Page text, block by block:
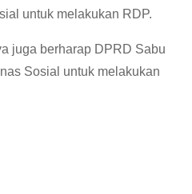
untuk melakukan RDP.
juga berharap DPRD Sabu
Sosial untuk melakukan